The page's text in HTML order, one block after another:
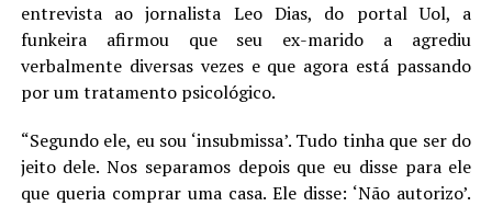
entrevista ao jornalista Leo Dias, do portal Uol, a
funkeira afirmou que seu ex-marido a agrediu
verbalmente diversas vezes e que agora está passando
por um tratamento psicológico.
“Segundo ele, eu sou ‘insubmissa’. Tudo tinha que ser do
jeito dele. Nos separamos depois que eu disse para ele
que queria comprar uma casa. Ele disse: ‘Não autorizo’.